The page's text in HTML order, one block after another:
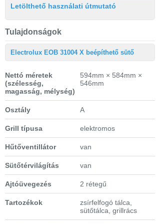
Letölthető használati útmutató
Tulajdonságok
Electrolux EOB 31004 X beépíthető sütő
Nettó méretek
(szélesség,
magasság, mélység)
594mm × 584mm ×
546mm
Osztály A
Grill típusa elektromos
Hűtőventillátor van
Sütőtérvilágítás van
Ajtóüvegezés 2 rétegű
Tartozékok
zsírfelfogó tálca,
sütőtálca, grillrács